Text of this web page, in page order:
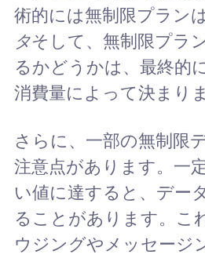
術的には無制限プラン
タそして、無制限プラ
るかどうかは、最終的
消費量によって決まり
さらに、一部の無制限
注意点があります。一
い値に達すると、デー
ることがあります。こ
ウジングやメッセージ